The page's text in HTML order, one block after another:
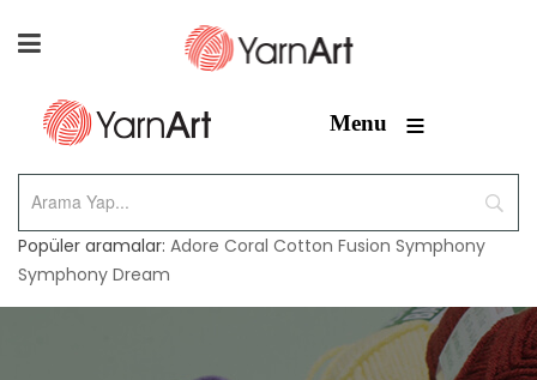
Menu ≡
Popüler aramalar: Adore Coral Cotton Fusion Symphony
Symphony Dream